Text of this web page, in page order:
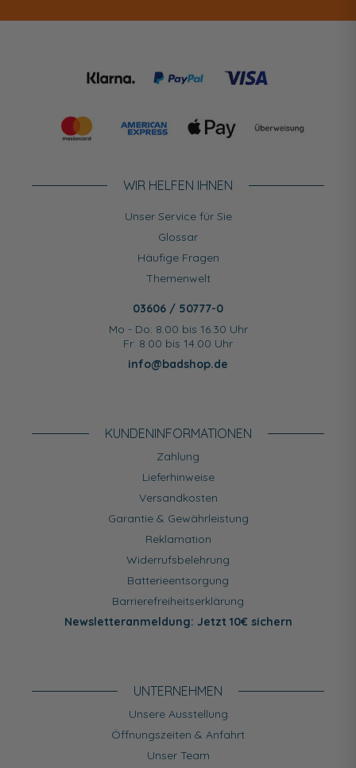
WIR HELFEN IHNEN
Unser Service für Sie
Glossar
Häufige Fragen
Themenwelt
03606 / 50777-0
Mo - Do: 8.00 bis 16.30 Uhr
Fr: 8.00 bis 14.00 Uhr
info@badshop.de
KUNDEN­INFORMATIONEN
Zahlung
Lieferhinweise
Versandkosten
Garantie & Gewährleistung
Reklamation
Widerrufsbelehrung
Batterieentsorgung
Barrierefreiheitserklärung
Newsletteranmeldung: Jetzt 10€ sichern
UNTERNEHMEN
Unsere Ausstellung
Öffnungszeiten & Anfahrt
Unser Team